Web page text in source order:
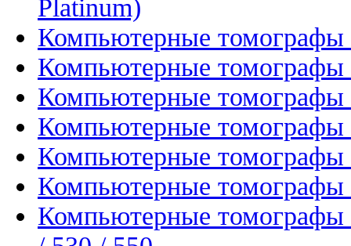
Platinum)
Компьютерные томографы
Компьютерные томографы
Компьютерные
Компьютерные томографы
Компьютерные томографы
Компьютерные томографы
Компьютерные томографы